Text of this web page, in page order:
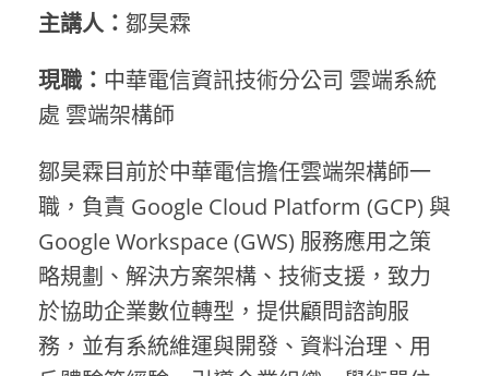
主講人： 鄒昊霖
現職： 中華電信資訊技術分公司 雲端系統
處 雲端架構師
鄒昊霖目前於中華電信擔任雲端架構師一
職，負責 Google Cloud Platform (GCP) 與
Google Workspace (GWS) 服務應用之策
略規劃、解決方案架構、技術支援，致力
於協助企業數位轉型，提供顧問諮詢服
務，並有系統維運與開發、資料治理、用